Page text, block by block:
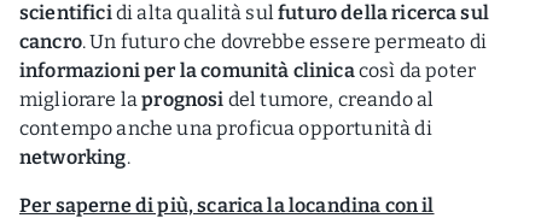
scientificidi alta qualità sulfuturo della ricerca sul
cancro. Un futuro che dovrebbe essere permeato di
informazioni per la comunità clinicacosì da poter
migliorare laprognosi del tumore, creando al
contempo anche una proficua opportunità di
networking.
Per saperne di più, scarica la locandina con il